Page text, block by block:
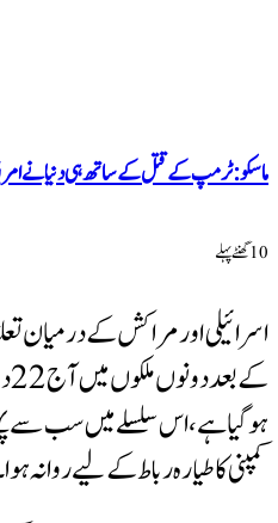
کے قتل کے ساتھ ہی دنیا نے امریکا کی جعلی
اور مراکش کے درمیان تعلقات
کے بعد دونوں
اس سلسلے میں سب سے پہلے
رباط کے لیے روانہ ہوا۔